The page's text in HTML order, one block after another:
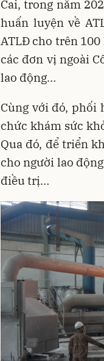
Cai, trong năm
huấn luyện về
ATLĐ cho trên
các đơn vị ngoài
lao động…
Cùng với đó, phối
chức khám sức
Qua đó, để triển
cho người lao
điều trị…